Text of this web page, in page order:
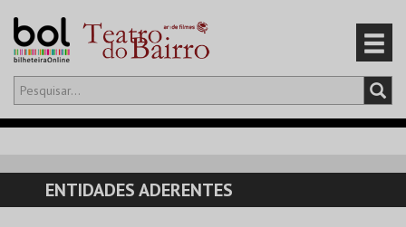
Olá,iniciar sessão
CARRINHO
EVENTOS
ENTIDADES ADERENTES